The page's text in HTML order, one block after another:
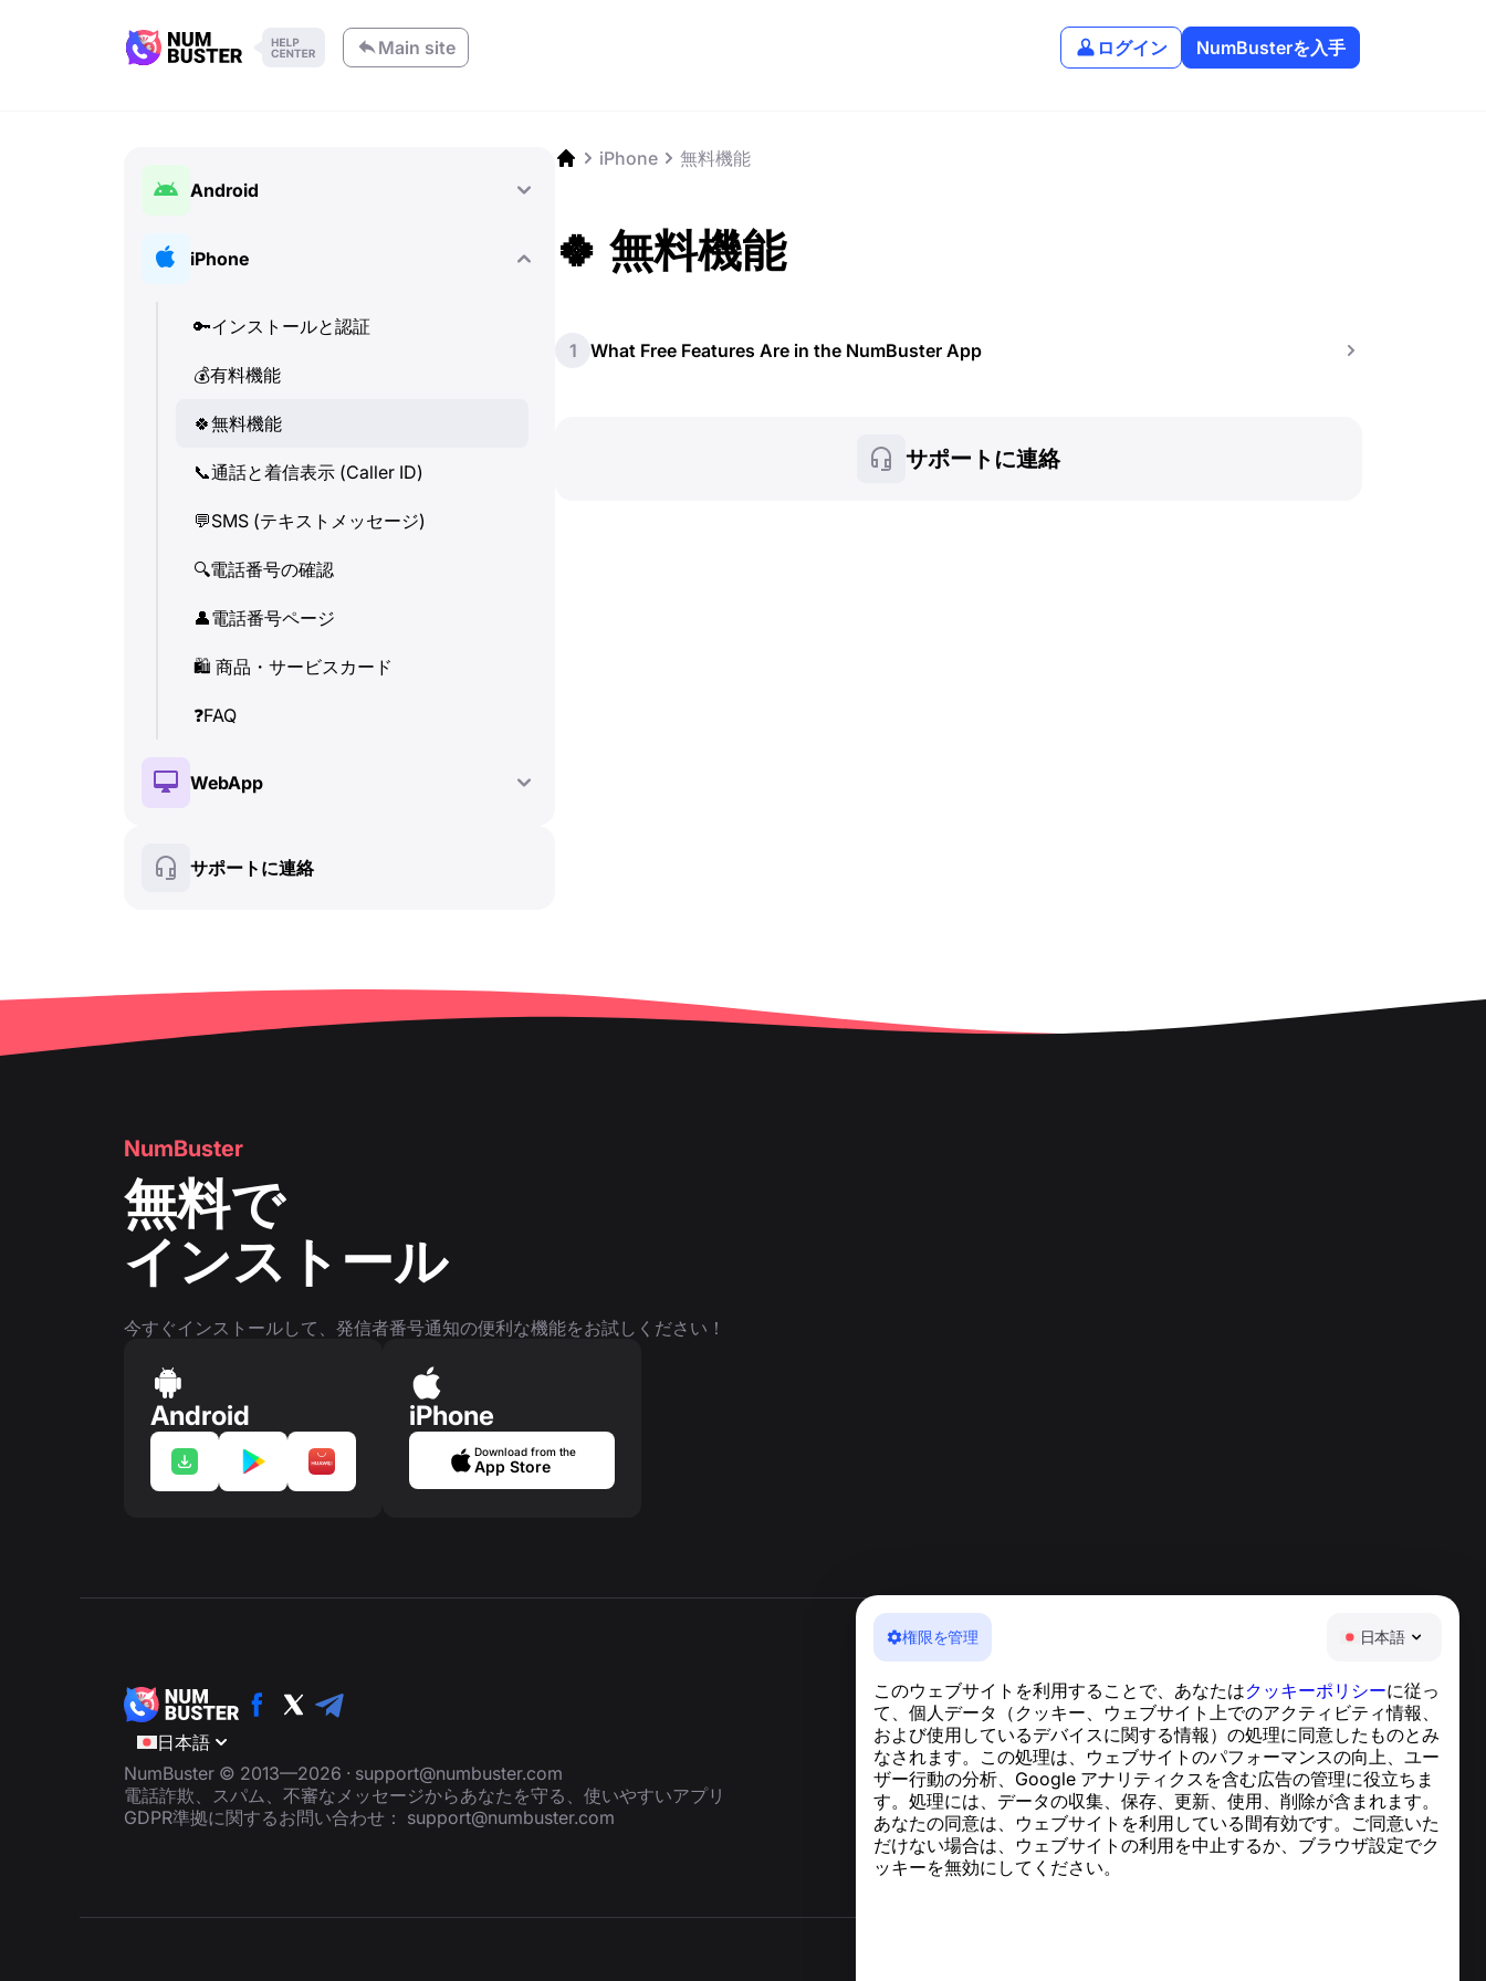
Main site ログイン NumBusterを入手
権限を管理 日本語
このウェブサイトを利用することで、あなたはクッキーポリシーに従っ
て、個人データ（クッキー、ウェブサイト上でのアクティビティ情報、
および使用しているデバイスに関する情報）の処理に同意したものとみ
なされます。この処理は、ウェブサイトのパフォーマンスの向上、ユー
ザー行動の分析、Google アナリティクスを含む広告の管理に役立ちま
す。処理には、データの収集、保存、更新、使用、削除が含まれます。
あなたの同意は、ウェブサイトを利用している間有効です。ご同意いた
だけない場合は、ウェブサイトの利用を中止するか、ブラウザ設定でク
ッキーを無効にしてください。
Android
🔑
iPhone
🔑インストールと認証
💰有料機能
🍀無料機能
📞通話と着信表示 (Caller ID)
💬SMS (テキストメッセージ)
🔍電話番号の確認
👤電話番号ページ
🛍 ️ 商品・サービスカード
❓FAQ
WebApp
🔍電話番号の確認
👤電話番号ページ
サポートに連絡
iPhone 無料機能
🍀 無料機能
1 What Free Features Are in the NumBuster App
サポートに連絡
NumBuster
無料で
インストール
今すぐインストールして、発信者番号通知の便利な機能をお試しください！
Android iPhone
Download from the
App Store
日本語
NumBuster © 2013—2026 · support@numbuster.com
電話詐欺、スパム、不審なメッセージからあなたを守る、使いやすいアプリ
GDPR準拠に関するお問い合わせ： support@numbuster.com
ヘルプセンター
ニュースと記事
プロジェクトについて
連絡先